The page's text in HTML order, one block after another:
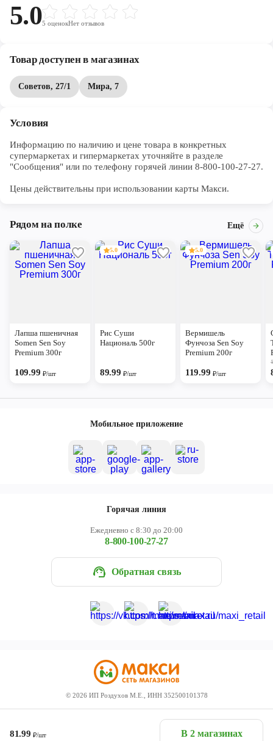
81.99₽/шт В 2 магазинах
5.05 оценокНет отзывов
Товар доступен в магазинах
Советов, 27/1 Мира, 7
Условия
Информацию по наличию и цене товара в конкретных
супермаркетах и гипермаркетах уточняйте в разделе
"Сообщения" или по телефону горячей линии 8-800-100-27-27.
Цены действительны при использовании карты Макси.
Рядом на полке Ещё
Лапша пшеничная
Somen Sen Soy
Premium 300г
109.99 ₽/шт
5.0
Рис Суши
Националь 500г
89.99₽/шт
5.0
Вермишель
Фунчоза Sen Soy
Premium 200г
119.99 ₽/шт
Мобильное приложение
Горячая линия
Ежедневно с 8:30 до 20:00
8-800-100-27-27
Обратная связь
© 2026 ИП Роздухов М.Е., ИНН 352500101378